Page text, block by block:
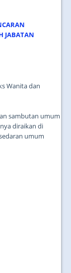
JABATAN
Wanita dan
sambutan umum
diraikan di
umum